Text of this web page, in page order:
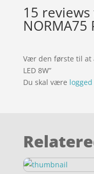
15
NORMA75
Vær den første til at
LED 8W”
Du skal være